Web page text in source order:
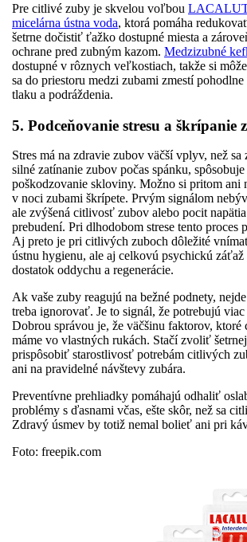
Pre citlivé zuby je skvelou voľbou
micelárna ústna voda, ktorá pomáha
šetrne dočistiť ťažko dostupné miesta a
ochrane pred zubným kazom. Medzizubné
dostupné v rôznych veľkostiach, takže si
sa do priestoru medzi zubami zmestí
tlaku a podráždenia.
5. Podceňovanie stresu a škrípanie
Stres má na zdravie zubov väčší vplyv, než sa
silné zatínanie zubov počas spánku,
poškodzovanie skloviny. Možno si pritom ani
v noci zubami škrípete. Prvým signálom
ale zvýšená citlivosť zubov alebo pocit
prebudení. Pri dlhodobom strese tento proces
Aj preto je pri citlivých zuboch dôležité
ústnu hygienu, ale aj celkovú psychickú
dostatok oddychu a regenerácie.
Ak vaše zuby reagujú na bežné podnety,
treba ignorovať. Je to signál, že potrebujú
Dobrou správou je, že väčšinu faktorov,
máme vo vlastných rukách. Stačí zvoliť
prispôsobiť starostlivosť potrebám citlivých
ani na pravidelné návštevy zubára.
Preventívne prehliadky pomáhajú odhaliť
problémy s ďasnami včas, ešte skôr, než sa
Zdravý úsmev by totiž nemal bolieť ani pri
Foto: freepik.com